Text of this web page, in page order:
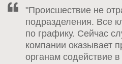
"Происшествие не
подразделения. Все
по графику. Сейчас
компании оказывает
органам содействие